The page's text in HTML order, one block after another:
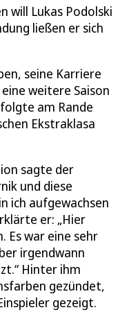
will Lukas Podolski
ließen er sich
seine Karriere
weitere Saison
am Rande
Ekstraklasa
sagte der
und diese
ich aufgewachsen
er: „Hier
Es war eine sehr
irgendwann
Hinter ihm
gezündet,
gezeigt.